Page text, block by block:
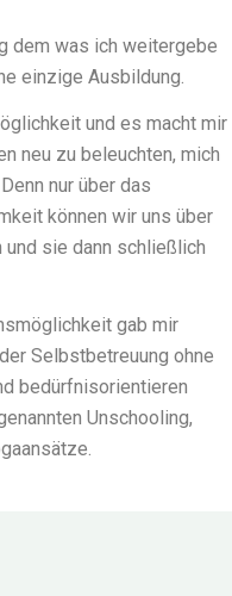
dem was ich weitergebe
einzige Ausbildung.
und es macht mir
neu zu beleuchten, mich
nur über das
können wir uns über
sie dann schließlich
gab mir
Selbstbetreuung ohne
bedürfnisorientieren
Unschooling,